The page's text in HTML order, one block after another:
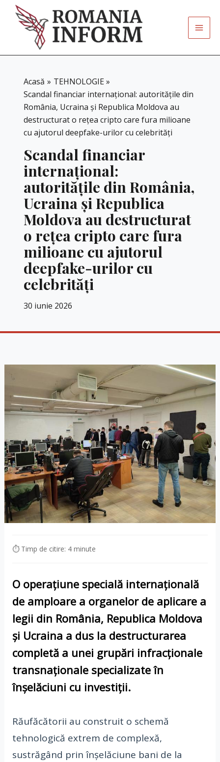
content
Acasă
TEHNOLOGIE
Scandal financiar internațional: autoritățile din
România, Ucraina și Republica Moldova au
destructurat o rețea cripto care fura milioane
cu ajutorul deepfake-urilor cu celebrități
Scandal financiar
internațional:
autoritățile din România,
Ucraina și Republica
Moldova au destructurat
o rețea cripto care fura
milioane cu ajutorul
deepfake-urilor cu
celebrități
30 iunie 2026
⏱ Timp de citire: 4 minute
O operațiune specială internațională
de amploare a organelor de aplicare a
legii din România, Republica Moldova
și Ucraina a dus la destructurarea
completă a unei grupări infracționale
transnaționale specializate în
înșelăciuni cu investiții.
Răufăcătorii au construit o schemă
tehnologică extrem de complexă,
sustrăgând prin înșelăciune bani de la